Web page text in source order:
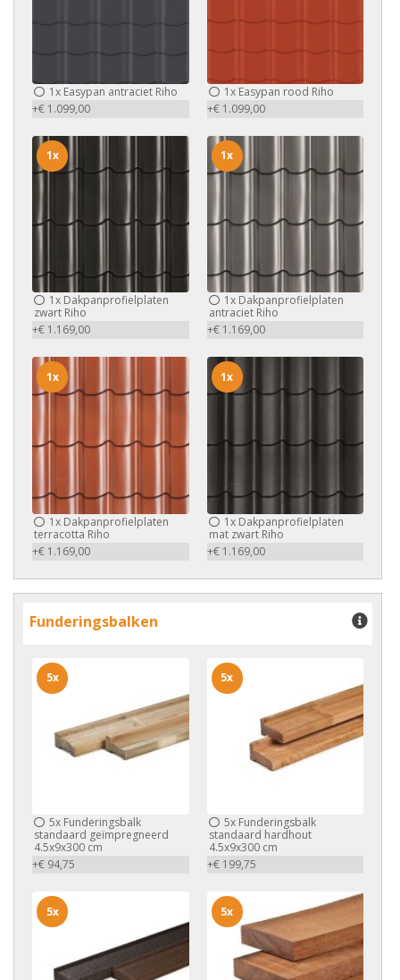
1x Easypan antraciet Riho
+€ 1.099,00
1xEasypan rood Riho
+€ 1.099,00
1x Dakpanprofielplaten
zwart Riho
+€ 1.169,00
1x
1xDakpanprofielplaten
antraciet Riho
+€ 1.169,00
1x
1x Dakpanprofielplaten
terracotta Riho
+€ 1.169,00
1x
1xDakpanprofielplaten
mat zwart Riho
+€ 1.169,00
1x
Funderingsbalken
5x Funderingsbalk
standaard geïmpregneerd
4.5x9x300 cm
+€ 94,75
5x
5xFunderingsbalk
standaard hardhout
4.5x9x300 cm
+€ 199,75
5x
5x 5x